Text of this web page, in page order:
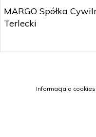
MARGO Spółka
Terlecki
Informacja o cookies